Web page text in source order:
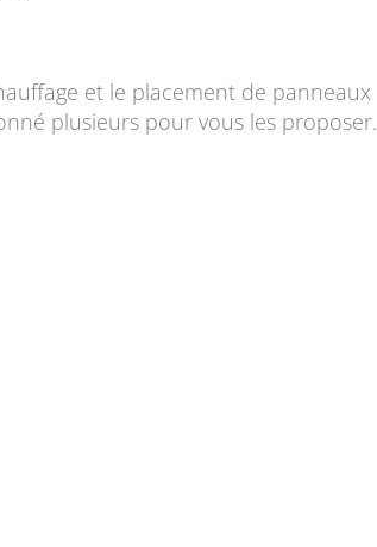
et le placement de panneaux
plusieurs pour vous les proposer.